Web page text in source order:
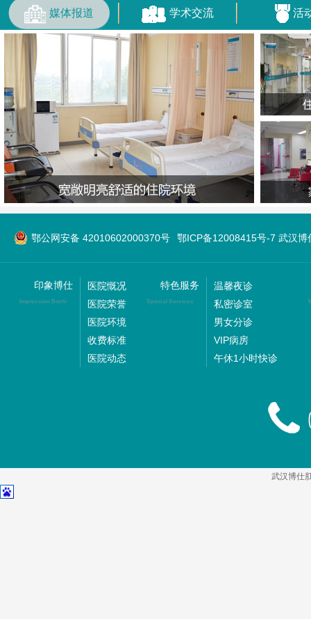
媒体报道 学术交流 活
鄂公网安备 42010602000370号 鄂ICP备12008415号-7 武汉博
印象博仕
Impression Boshi
医院慨况
医院荣誉
医院环境
收费标准
医院动态
特色服务
Special Services
温馨夜诊
私密诊室
男女分诊
VIP病房
午休1小时快诊
武汉博仕